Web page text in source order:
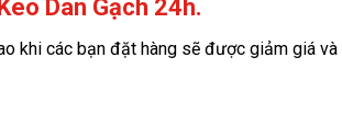
Dán Gạch 24h.
khi các bạn đặt hàng sẽ được giảm giá và